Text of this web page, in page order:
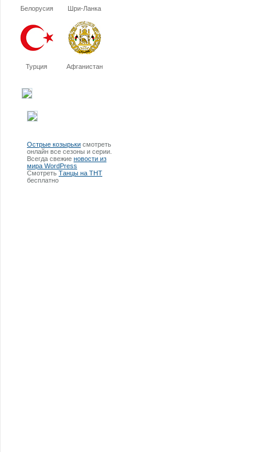
Белорусия Шри-Ланка
Турция Афганистан
Острые козырьки смотреть
онлайн все сезоны и серии.
Всегда свежие новости из
мира WordPress
Смотреть Танцы на ТНТ
бесплатно